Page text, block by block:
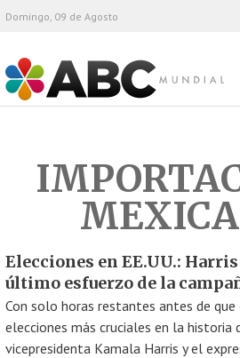
ABC Mundial
Domingo, 09 de Agosto
Elecciones en EE.UU.:
último esfuerzo de la
Con solo horas restantes antes de que
elecciones más cruciales en la historia
vicepresidenta Kamala Harris y el